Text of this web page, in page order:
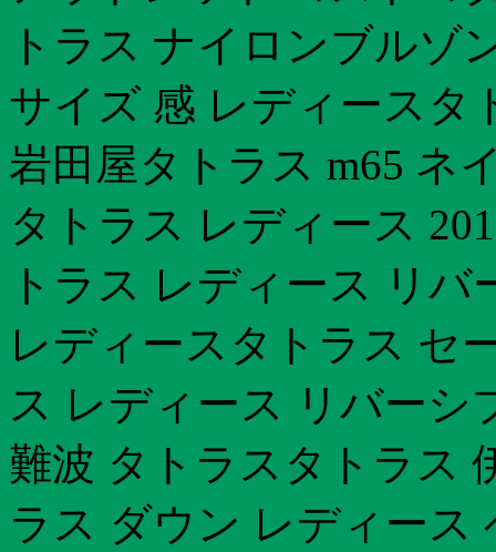
トラス ナイロンブルゾ
サイズ 感 レディースタ
岩田屋タトラス m65 ネ
タトラス レディース
トラス レディース リ
レディースタトラス セ
ス レディース リバーシ
難波 タトラスタトラス
ラス ダウン レディース